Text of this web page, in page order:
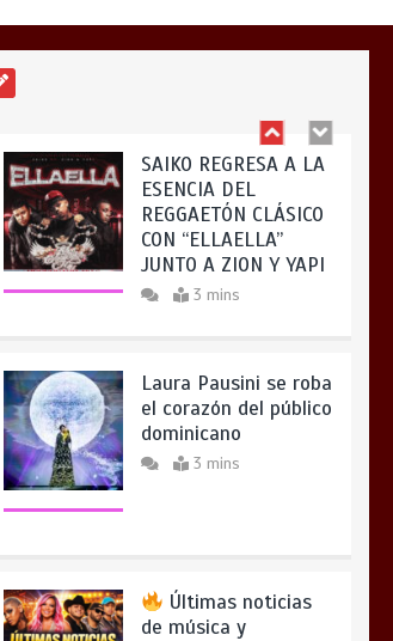
SAIKO REGRESA A LA
ESENCIA DEL
JUNTO A ZION Y YAPI
3 mins
Laura Pausini se roba
el corazón del público
dominicano
Últimas noticias